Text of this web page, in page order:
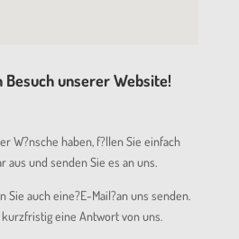
Besuch unserer Website!
W?nsche haben, f?llen Sie einfach
aus und senden Sie es an uns.
Sie auch eine?E-Mail?an uns senden.
eine Antwort von uns.